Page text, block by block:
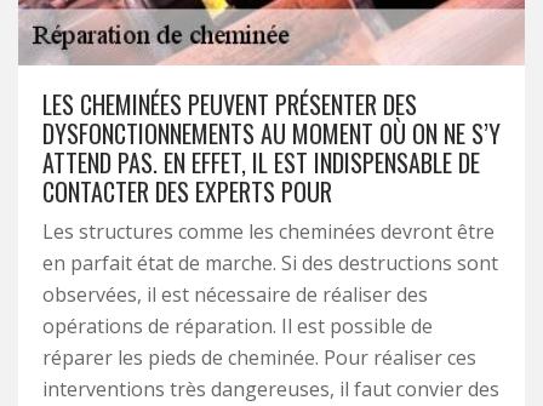
LES CHEMINÉES PEUVENT PRÉSENTER DES
DYSFONCTIONNEMENTS AU MOMENT OÙ ON NE S’Y
ATTEND PAS. EN EFFET, IL EST INDISPENSABLE DE
CONTACTER DES EXPERTS POUR
Les structures comme les cheminées devront être
en parfait état de marche. Si des destructions sont
observées, il est nécessaire de réaliser des
opérations de réparation. Il est possible de
réparer les pieds de cheminée. Pour réaliser ces
interventions très dangereuses, il faut convier des